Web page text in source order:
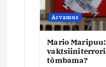
Arvamus
Mario
tõmbama?